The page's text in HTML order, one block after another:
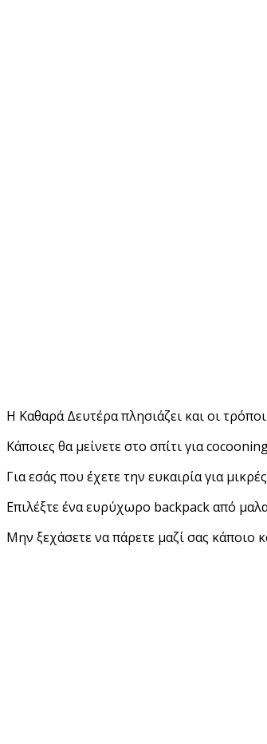
Η Καθαρά Δευτέρα πλησιάζει και οι
Κάποιες θα μείνετε στο σπίτι για
Για εσάς που έχετε την ευκαιρία για
Επιλέξτε ένα ευρύχωρο backpackαπό
Μην ξεχάσετε να πάρετε μαζί σας κάποιο